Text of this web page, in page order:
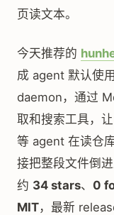
页读文本。
今天推荐的
成 agent 默认使
daemon，通过
取和搜索工具，
等 agent 在读仓
接把整段文件倒
约 34 stars、 0
MIT，最新